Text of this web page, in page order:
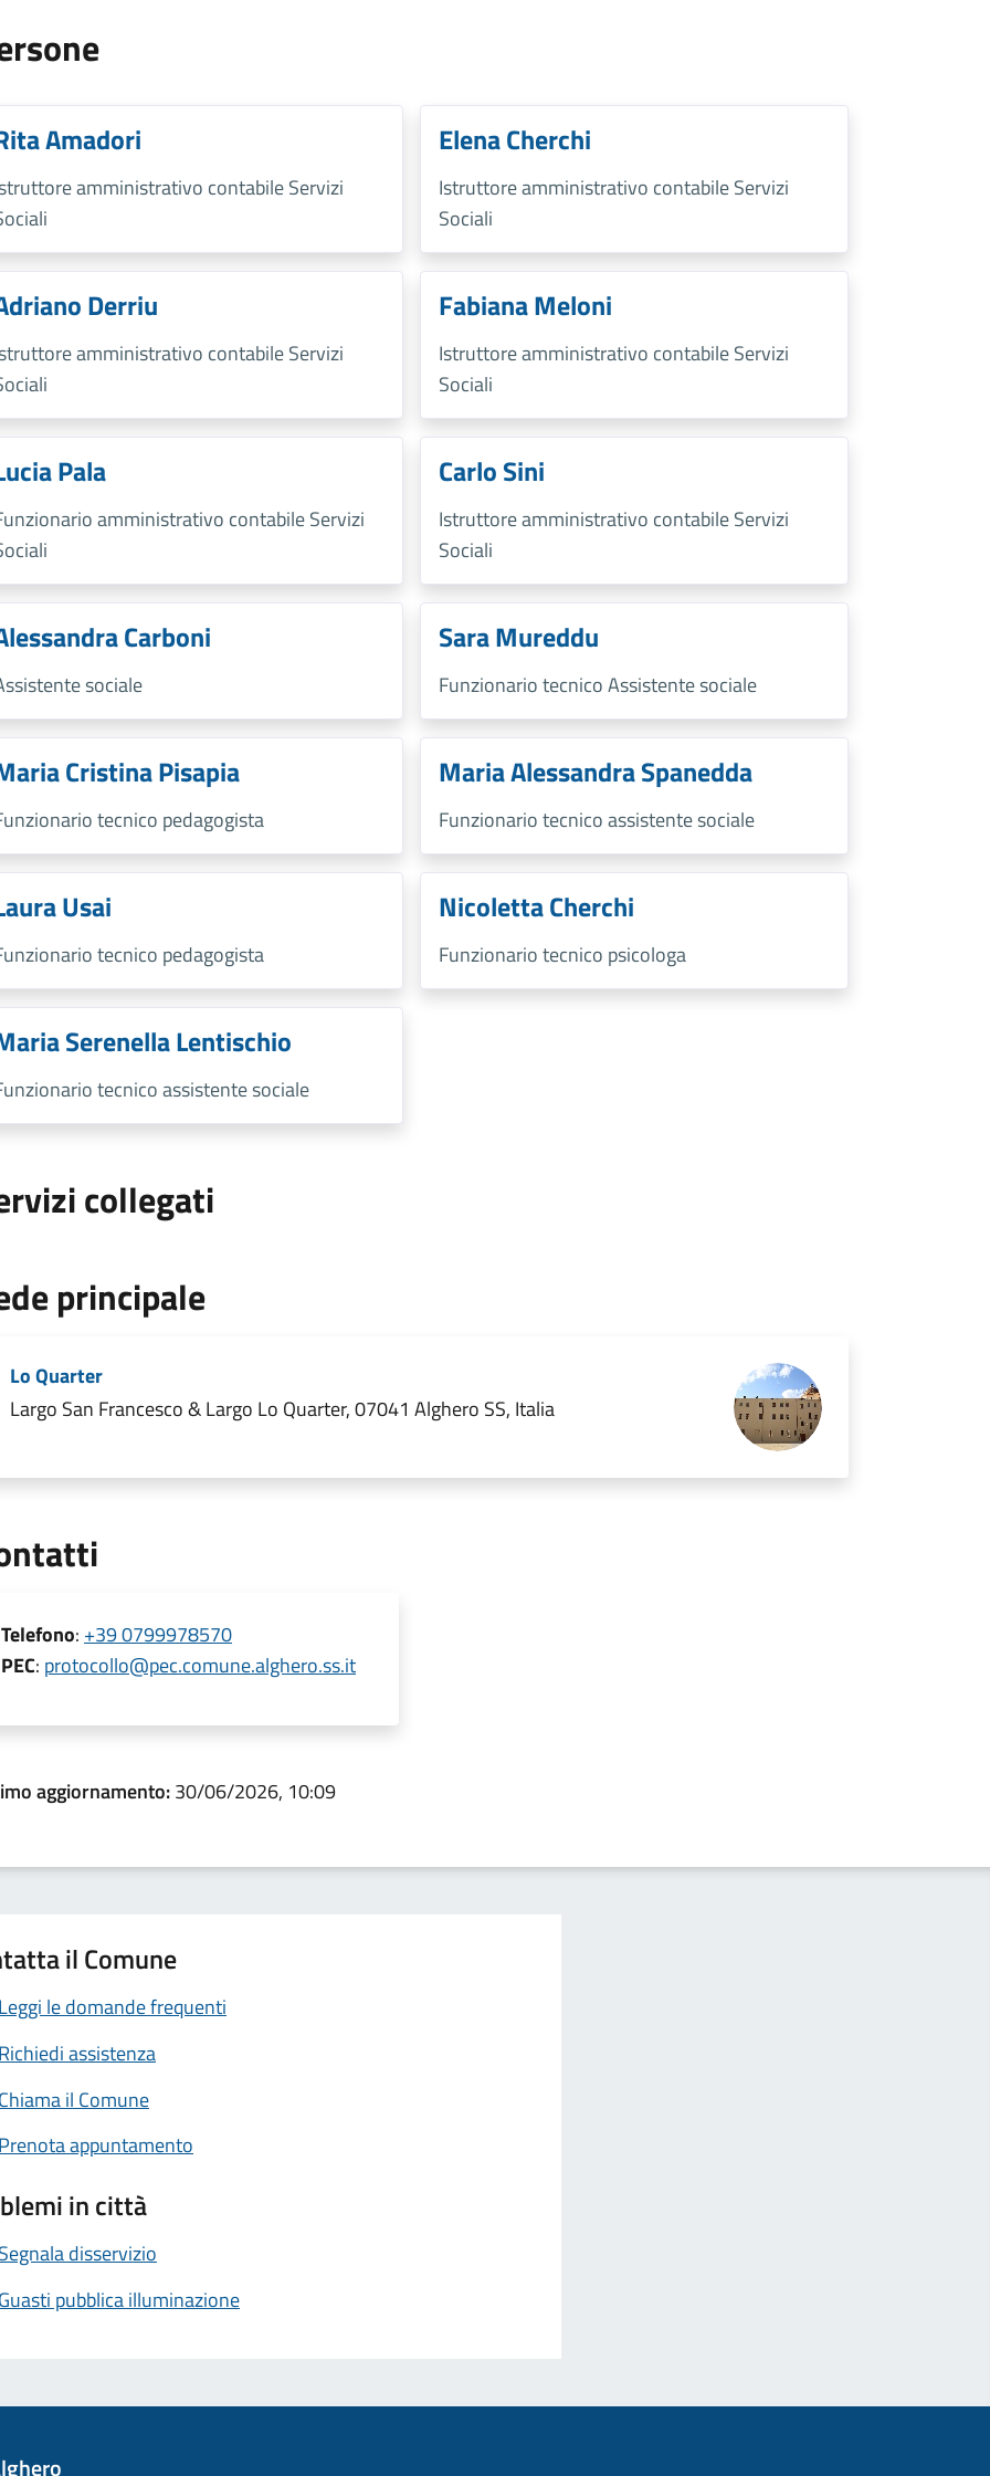
Amadori
amministrativo contabile Servizi
Elena Cherchi
Istruttore amministrativo contabile Servizi
Sociali
Derriu
amministrativo contabile Servizi
Fabiana Meloni
Istruttore amministrativo contabile Servizi
Sociali
Pala
amministrativo contabile Servizi
Carlo Sini
Istruttore amministrativo contabile Servizi
Sociali
Carboni
sociale
Sara Mureddu
Funzionario tecnico Assistente sociale
Cristina Pisapia
tecnico pedagogista
Maria Alessandra Spanedda
Funzionario tecnico assistente sociale
Usai
tecnico pedagogista
Nicoletta Cherchi
Funzionario tecnico psicologa
Serenella Lentischio
tecnico assistente sociale
collegati
principale
Lo Quarter
Largo San Francesco & Largo Lo Quarter, 07041 Alghero SS, Italia
Telefono: +39 0799978570
PEC: protocollo@pec.comune.alghero.ss.it
aggiornamento:30/06/2026, 10:09
il Comune
le domande frequenti
assistenza
il Comune
appuntamento
in città
disservizio
pubblica illuminazione